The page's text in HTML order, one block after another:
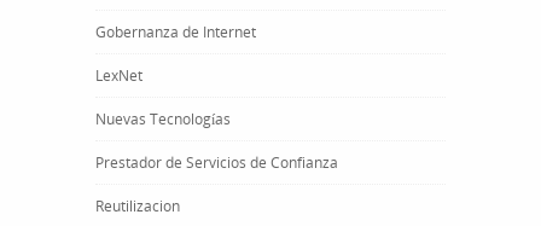
Gobernanza de Internet
LexNet
Nuevas Tecnologías
Prestador de Servicios de Confianza
Reutilizacion